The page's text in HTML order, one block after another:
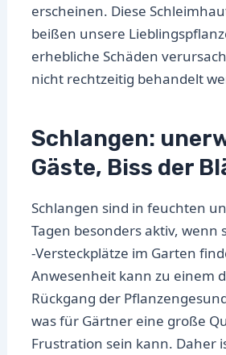
erscheinen. Diese
beißen unsere
erhebliche Schäden
nicht rechtzeitig behandelt
Schlangen:
Gäste, Biss der
Schlangen sind in feuchten
Tagen besonders aktiv, wenn
-Versteckplätze im Garten
Anwesenheit kann zu einem
Rückgang der
was für Gärtner eine große
Frustration sein kann. Daher